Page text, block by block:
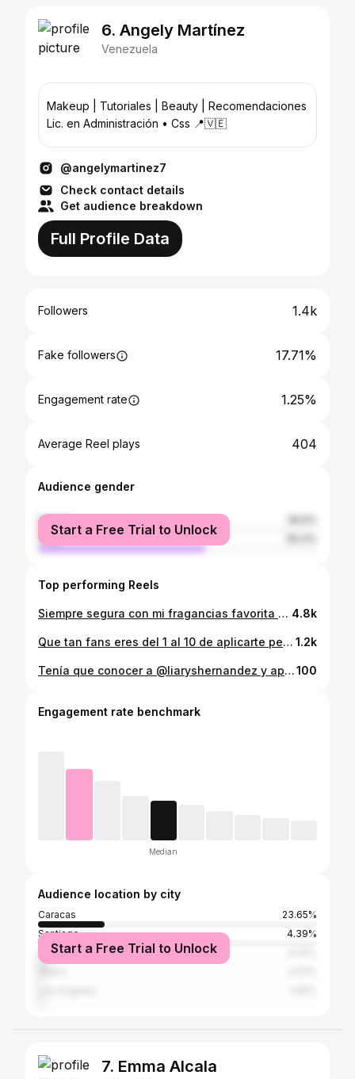
6. Angely Martínez
Venezuela
Makeup | Tutoriales | Beauty | Recomendaciones
Lic. en Administración • Css 📍🇻🇪
@angelymartinez7
Check contact details
Get audience breakdown
Full Profile Data
Followers 1.4k
Fake followers 17.71%
Engagement rate 1.25%
Average Reel plays 404
Audience gender
female
male
Start a Free Trial to Unlock
Top performing Reels
Siempre segura con mi fragancias favorita del momento ✨😍 de @kimbeautyoficial @mundototal_ve Pregúntale a donde puedes conseguirlas a nivel nacional! Te gusto el video ? #YoSoykBFan 4.8k
Que tan fans eres del 1 al 10 de aplicarte perfume ? Mis perfumes favoritos del momento de la recién línea de perfumes de la marca de @kimbeautyoficial @mundototal_ve #YoSoyKBFan Y tu ya los probaste? • • • • #reels #reelsinstagram #instagram #venezuela🇻🇪 #perfect #latinoamerica #love 1.2k
Tenía que conocer a @liaryshernandez y aprovechar de tomarme una foto con ella muchas gracias hermosa! Una barbie 💓💕 liah Desliza ➡️100
Engagement rate benchmark
Median
Audience location by city
Caracas
23.65%
Santiago
4.39%
LimaStart a Free Trial to Unlock
7. Emma Alcala